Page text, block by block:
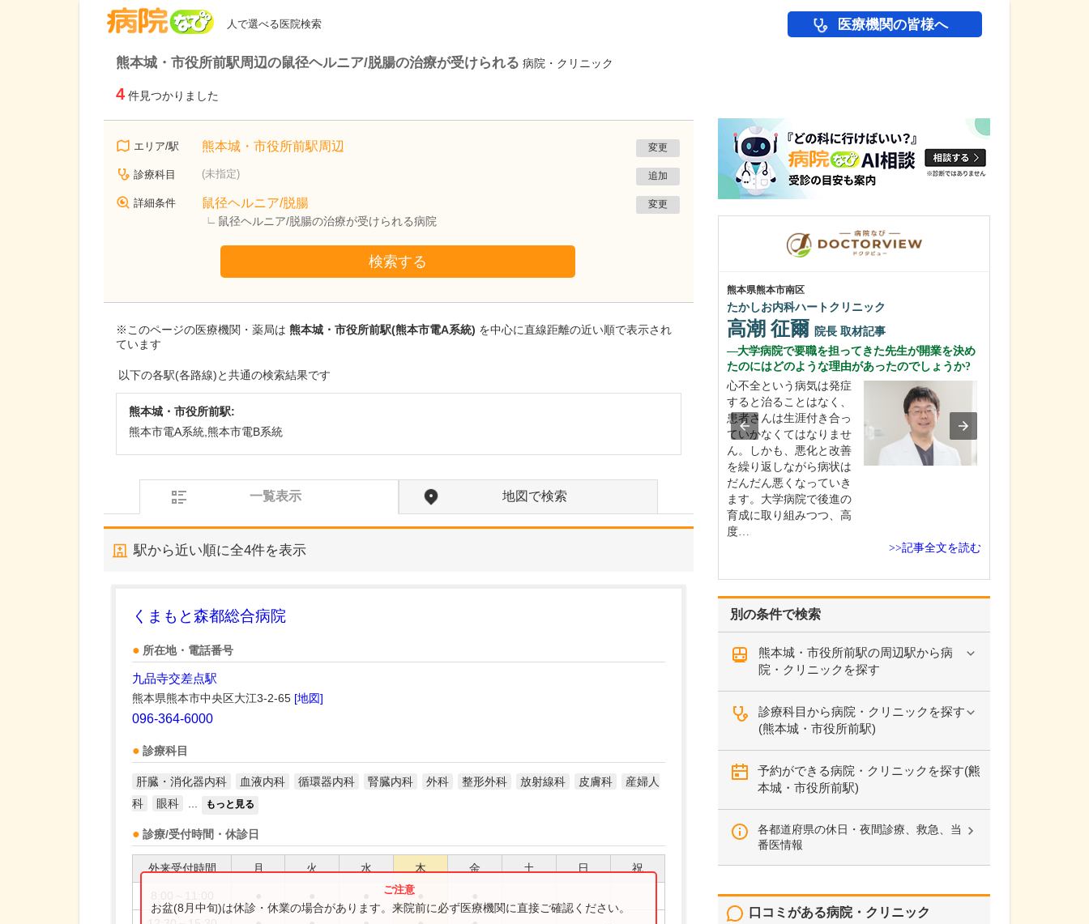
人で選べる医院検索 医療機関の皆様へ
熊本城・市役所前駅周辺の鼠径ヘルニア/脱腸の治療が受けられる 病院・クリニック
4 件見つかりました
エリア/駅 熊本城・市役所前駅周辺 変更
診療科目 (未指定) 追加
詳細条件 鼠径ヘルニア/脱腸
鼠径ヘルニア/脱腸の治療が受けられる病院
変更
検索する
※このページの医療機関・薬局は 熊本城・市役所前駅(熊本市電A系統) を中心に直線距離の近い順で表示され
ています
以下の各駅(各路線)と共通の検索結果です
熊本城・市役所前駅:
熊本市電A系統,熊本市電B系統
一覧表示 地図で検索
駅から近い順に全4件を表示
くまもと森都総合病院
所在地・電話番号
九品寺交差点駅
熊本県熊本市中央区大江3-2-65 [地図]
096-364-6000
診療科目
肝臓・消化器内科 血液内科 循環器内科 腎臓内科 外科 整形外科 放射線科 皮膚科
産婦人
科
眼科 もっと見る
診療/受付時間・休診日
外来受付時間 月 火 水 木 金 土 日 祝
お盆(8月中旬)は休診・休業の場合があります。来院前に必ず医療機関に直接ご確認ください。
別の条件で検索
熊本城・市役所前駅の周辺駅から病
院・クリニックを探す
診療科目から病院・クリニックを探す
(熊本城・市役所前駅)
予約ができる病院・クリニックを探す(熊
本城・市役所前駅)
各都道府県の休日・夜間診療、救急、当
番医情報
口コミがある病院・クリニック
熊本県熊本市南区
たかしお内科ハートクリニック
高潮 征爾 院長 取材記事
大学病院で要職を担ってきた先生が開業を決め
たのにはどのような理由があったのでしょうか?
心不全という病気は発症
すると治ることはなく、
患者さんは生涯付き合っ
ていかなくてはなりませ
ん。しかも、悪化と改善
を繰り返しながら病状は
だんだん悪くなっていき
ます。大学病院で後進の
育成に取り組みつつ、高
度…
>>記事全文を読む
井上眼科医院
井上 直紀院長取材記事
お子さんは近視や斜視な
お子さんの場合は、私が
学校医を務めていること
も…
>>記事全文を読む